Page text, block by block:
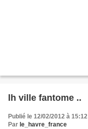
lh ville fantome ..
Publié le 12/02/2012 à 15:12
Par le_havre_france